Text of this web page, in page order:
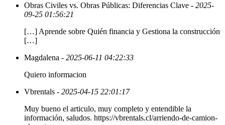
Obras Civiles vs. Obras Públicas: Diferencias Clave - 2025-
09-25 01:56:21
[…] Aprende sobre Quién financia y Gestiona la construcción
[…]
Magdalena - 2025-06-11 04:22:33
Quiero informacion
Vbrentals - 2025-04-15 22:01:17
Muy bueno el articulo, muy completo y entendible la
información, saludos. https://vbrentals.cl/arriendo-de-camion-